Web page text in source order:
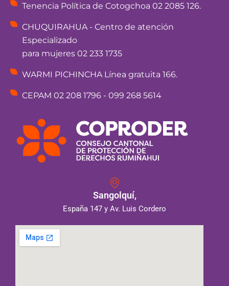
Tenencia Política de Cotogchoa 02 2085 126.
CHUQUIRAHUA - Centro de atención
Especializado
para mujeres 02 233 1735
WARMI PICHINCHA Línea gratuita 166.
CEPAM 02 208 1796 - 099 268 5614
Sangolquí,
España 147 y Av. Luis Cordero